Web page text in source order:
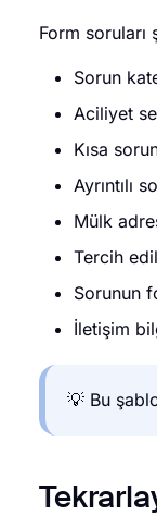
Form soruları
Sorun
Aciliyet
Kısa
Ayrıntılı
Mülk
Tercih
Sorunun
İletişim
💡 Bu